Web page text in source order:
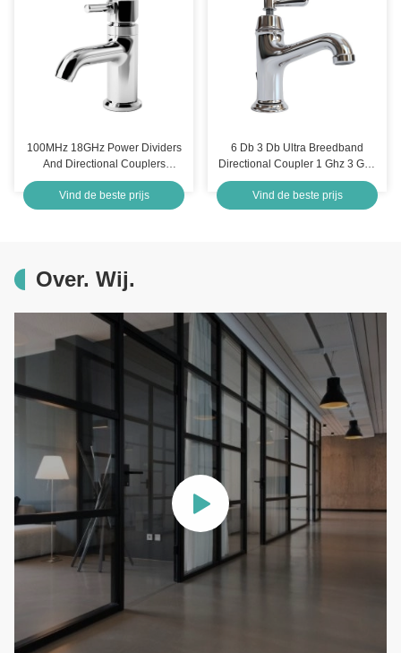
100MHz 18GHz Power Dividers
And Directional Couplers
Waveguide High Power
Harmonic Wave Filter
Vind de beste prijs
6 Db 3 Db Ultra Breedband
Directional Coupler 1 Ghz 3 Ghz
2 6 Ghz 18 Ghz 280x187x40
mm
Vind de beste prijs
Over. Wij.